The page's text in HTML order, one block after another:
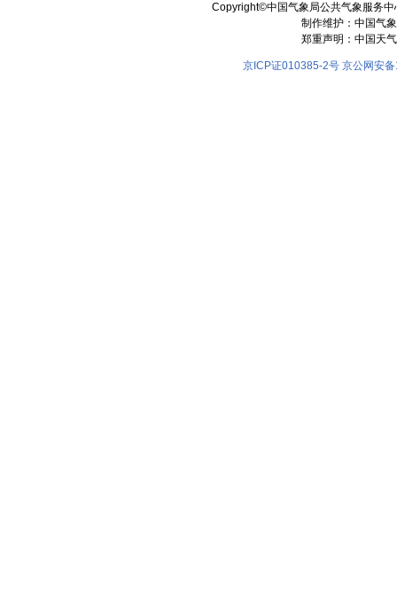
Copyright©中国气象局公共气象服务
制作维护：中国气
郑重声明：中国天
京ICP证010385-2号 京公网安